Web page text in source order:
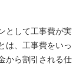
として工事費が実
は、工事費をいっ
から割引される仕